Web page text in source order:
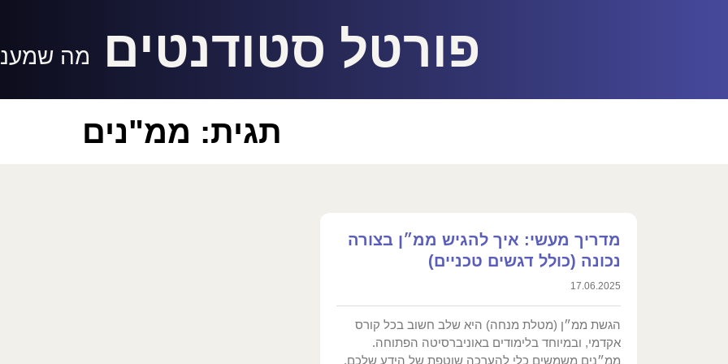
פורטל סטודנטים מה
תגית: ממ"נים
מדריך מעשי: איך להגיש ממ״ן בצורה
נכונה (כולל דגשים טכניים)
17.06.2025
הגשת ממ״ן (מטלת מנחה) היא שלב חשוב בכל קורס
אקדמי, ובמיוחד בלימודים באוניברסיטה הפתוחה.
ממ״נים משמשים כלי להערכה שוטפת של הידע שלכם,